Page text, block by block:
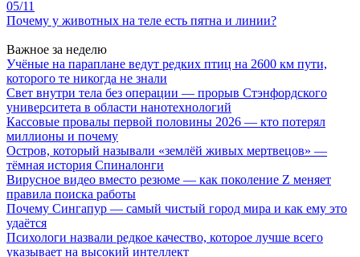
05/11
Почему у животных на теле есть пятна и линии?
Важное за неделю
Учёные на параплане ведут редких птиц на 2600 км пути,
которого те никогда не знали
Свет внутри тела без операции — прорыв Стэнфордского
университета в области нанотехнологий
Кассовые провалы первой половины 2026 — кто потерял
миллионы и почему
Остров, который называли «землёй живых мертвецов» —
тёмная история Спиналонги
Вирусное видео вместо резюме — как поколение Z меняет
правила поиска работы
Почему Сингапур — самый чистый город мира и как ему это
удаётся
Психологи назвали редкое качество, которое лучше всего
указывает на высокий интеллект